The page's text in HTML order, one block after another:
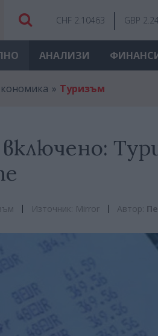
CHF 2.10463 GBP
АНАЛИЗИ
Туризъм
Източник: Mirror Автор: